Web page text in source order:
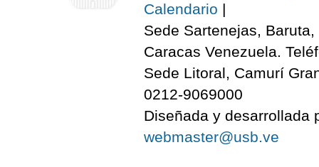
Calendario |
Sede Sartenejas,
Caracas Venezuela.
Sede Litoral, Camurí
0212-9069000
Diseñada y desarrollada
webmaster@usb.ve